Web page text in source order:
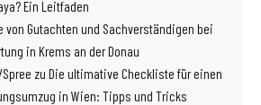
Ein Leitfaden
von Gutachten und Sachverständigen bei
in Krems an der Donau
zu Die ultimative Checkliste für einen
in Wien: Tipps und Tricks